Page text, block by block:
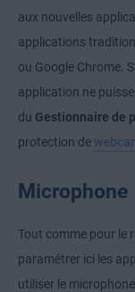
aux nouvelles
applications
ou Google Chrome.
application ne
du Gestionnaire de
protection de
Microphone
Tout comme pour le
paramétrer ici les
utiliser le